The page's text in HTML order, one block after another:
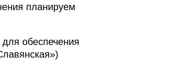
планируем
для обеспечения